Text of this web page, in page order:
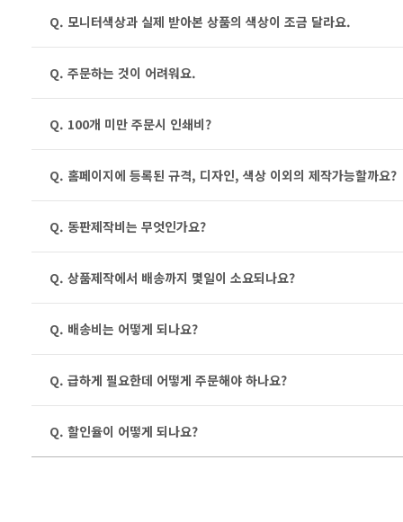
Q. 모니터색상과 실제 받아본 상품의 색상이 조금 달라요.
Q. 주문하는 것이 어려워요.
Q. 100개 미만 주문시 인쇄비?
Q. 홈페이지에 등록된 규격, 디자인, 색상 이외의 제작가능할까요?
Q. 동판제작비는 무엇인가요?
Q. 상품제작에서 배송까지 몇일이 소요되나요?
Q. 배송비는 어떻게 되나요?
Q. 급하게 필요한데 어떻게 주문해야 하나요?
Q. 할인율이 어떻게 되나요?